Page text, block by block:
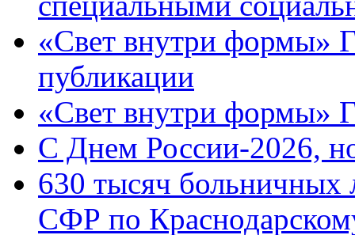
«Свет внутри формы»
публикации
«Свет внутри формы»
C Днем России-2026,
630 тысяч больничных
СФР по